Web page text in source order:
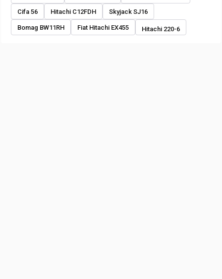
Cifa 56 Hitachi C12FDH Skyjack SJ16
Bomag BW11RH Fiat Hitachi EX455 Hitachi 220-6